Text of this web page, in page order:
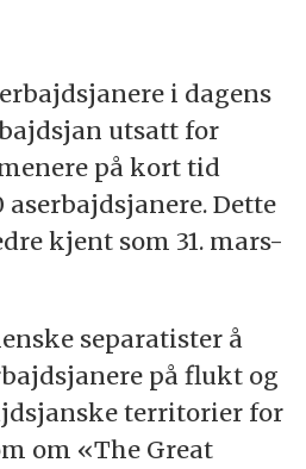
i dagens
utsatt for
på kort tid
aserbajdsjanere. Dette
kjent som 31. mars-
separatister å
på flukt og
territorier for
om «The Great